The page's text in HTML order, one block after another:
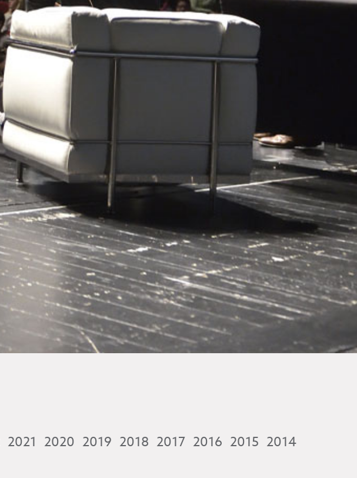
2021 2020 2019 2018 2017 2016 2015 2014